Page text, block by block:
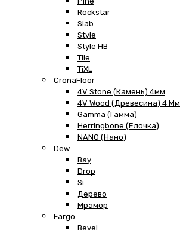
Rockstar
Slab
Style
Style HB
Tile
TiXL
CronaFloor
4V Stone (Камень) 4мм
4V Wood (Древесина) 4 Мм
Gamma (Гамма)
Herringbone (Елочка)
NANO (Нано)
Dew
Bay
Drop
Si
Дерево
Мрамор
Fargo
Bevel